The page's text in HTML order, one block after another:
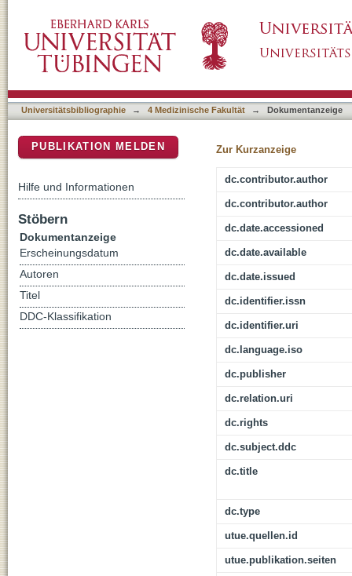
in type 2 diabetes
Universitätsbibliographie → 4 Medizinische Fakultät → Dokumentanzeige
Zur Kurzanzeige
dc.contributor.author
dc.contributor.author
dc.date.accessioned
dc.date.available
dc.date.issued
dc.identifier.issn
dc.identifier.uri
dc.language.iso
dc.publisher
dc.relation.uri
dc.rights
dc.subject.ddc
dc.title
dc.type
utue.quellen.id
utue.publikation.seiten
PUBLIKATION MELDEN
Hilfe und Informationen
Stöbern
Dokumentanzeige
Erscheinungsdatum
Autoren
Titel
DDC-Klassifikation